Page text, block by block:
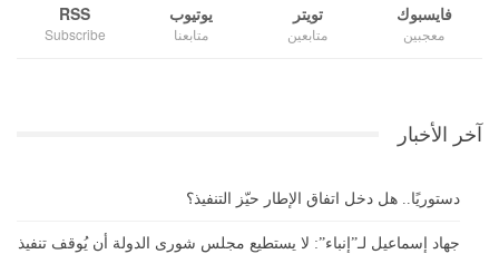
فايسبوك
معجبين
تويتر
متابعين
يوتيوب
متابعنا
RSS
Subscribe
آخر الأخبار
دستوريًا.. هل دخل اتفاق الإطار حيّز التنفيذ؟
جهاد إسماعيل لـ”إنباء”: لا يستطيع مجلس شورى الدولة أن يُوقف تنفيذ